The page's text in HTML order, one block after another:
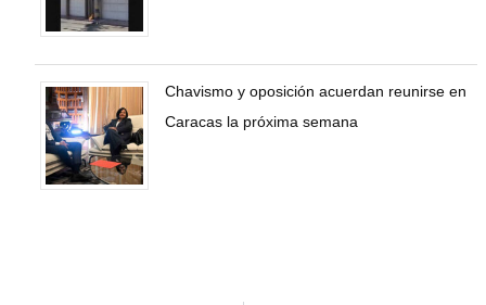
Chavismo y oposición acuerdan reunirse en
Caracas la próxima semana